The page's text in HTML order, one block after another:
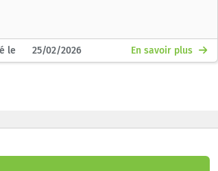
le 25/02/2026 En savoir plus